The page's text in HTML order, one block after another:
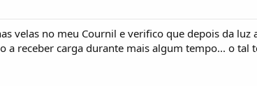
velas no meu Cournil e verifico que depois da luz
a receber carga durante mais algum tempo... o tal